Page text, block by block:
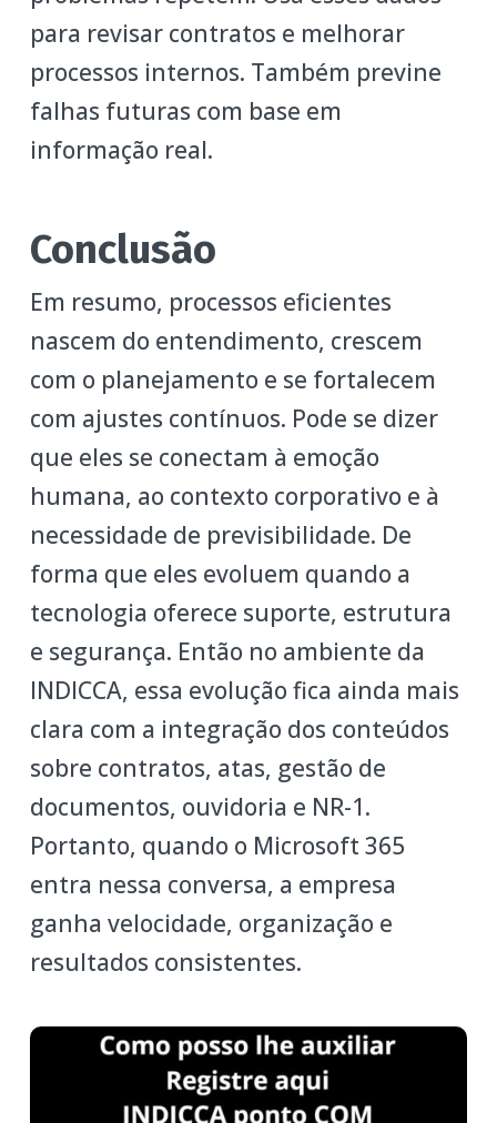
para revisar contratos e melhorar
processos internos. Também previne
falhas futuras com base em
informação real.
Conclusão
Em resumo, processos eficientes
nascem do entendimento, crescem
com o planejamento e se fortalecem
com ajustes contínuos. Pode se dizer
que eles se conectam à emoção
humana, ao contexto corporativo e à
necessidade de previsibilidade. De
forma que eles evoluem quando a
tecnologia oferece suporte, estrutura
e segurança. Então no ambiente da
INDICCA, essa evolução fica ainda mais
clara com a integração dos conteúdos
sobre contratos, atas, gestão de
documentos, ouvidoria e NR-1.
Portanto, quando o Microsoft 365
entra nessa conversa, a empresa
ganha velocidade, organização e
resultados consistentes.